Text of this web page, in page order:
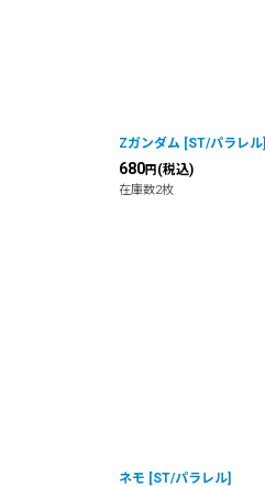
Ζガンダム [ST/パラレル]
680円 (税込)
在庫数2枚
ネモ [ST/パラレル]